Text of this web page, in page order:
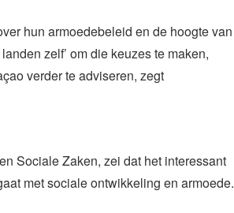
hun armoedebeleid en de hoogte van
zelf’ om die keuzes te maken,
verder te adviseren, zegt
Sociale Zaken, zei dat het interessant
met sociale ontwikkeling en armoede.